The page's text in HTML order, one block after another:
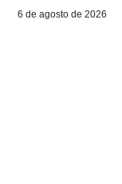
6 de agosto de 2026